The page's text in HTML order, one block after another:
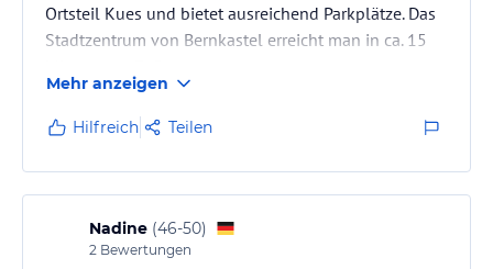
Ortsteil Kues und bietet ausreichend Parkplätze. Das
Stadtzentrum von Bernkastel erreicht man in ca. 15
Das Hotel wird stark von größeren Gruppen genutzt.
Dadurch und durch sichtbare Betondecken im
Restaurantbereich ist es dort oft sehr laut und
entsprechend ungemütlich.
Mehr anzeigen
Hilfreich Teilen
Nadine (46-50)
2 Bewertungen